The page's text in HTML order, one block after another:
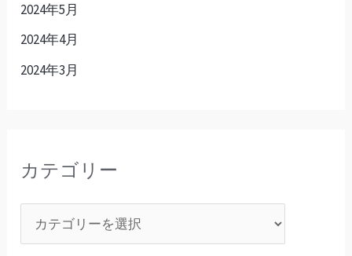
2024年5月
2024年4月
2024年3月
カテゴリー